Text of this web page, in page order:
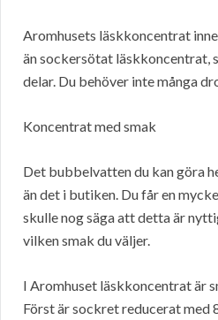
Aromhusets läskkoncentrat
än sockersötat läskkoncentrat,
delar. Du behöver inte många
Koncentrat med smak
Det bubbelvatten du kan göra
än det i butiken. Du får en
skulle nog säga att detta är
vilken smak du väljer.
I Aromhuset läskkoncentrat är
Först är sockret reducerat med